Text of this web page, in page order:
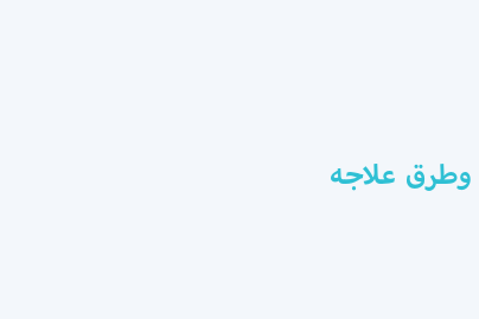
علاجه